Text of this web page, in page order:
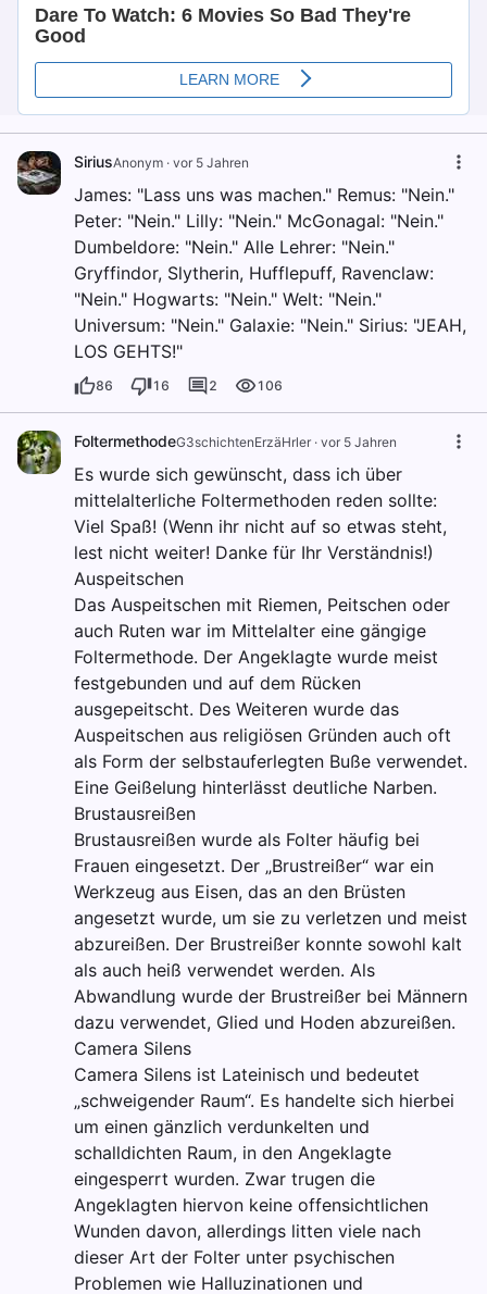
SiriusAnonym · vor 5 Jahren
James: "Lass uns was machen." Remus: "Nein."
Peter: "Nein." Lilly: "Nein." McGonagal: "Nein."
Dumbeldore: "Nein." Alle Lehrer: "Nein."
Gryffindor, Slytherin, Hufflepuff, Ravenclaw:
"Nein." Hogwarts: "Nein." Welt: "Nein."
Universum: "Nein." Galaxie: "Nein." Sirius: "JEAH,
LOS GEHTS!"
86 16 2 106
FoltermethodeG3schichtenErzäHrler · vor 5 Jahren
Es wurde sich gewünscht, dass ich über
mittelalterliche Foltermethoden reden sollte:
Viel Spaß! (Wenn ihr nicht auf so etwas steht,
lest nicht weiter! Danke für Ihr Verständnis!)
Auspeitschen
Das Auspeitschen mit Riemen, Peitschen oder
auch Ruten war im Mittelalter eine gängige
Foltermethode. Der Angeklagte wurde meist
festgebunden und auf dem Rücken
ausgepeitscht. Des Weiteren wurde das
Auspeitschen aus religiösen Gründen auch oft
als Form der selbstauferlegten Buße verwendet.
Eine Geißelung hinterlässt deutliche Narben.
Brustausreißen
Brustausreißen wurde als Folter häufig bei
Frauen eingesetzt. Der „Brustreißer“ war ein
Werkzeug aus Eisen, das an den Brüsten
angesetzt wurde, um sie zu verletzen und meist
abzureißen. Der Brustreißer konnte sowohl kalt
als auch heiß verwendet werden. Als
Abwandlung wurde der Brustreißer bei Männern
dazu verwendet, Glied und Hoden abzureißen.
Camera Silens
Camera Silens ist Lateinisch und bedeutet
„schweigender Raum“. Es handelte sich hierbei
um einen gänzlich verdunkelten und
schalldichten Raum, in den Angeklagte
eingesperrt wurden. Zwar trugen die
Angeklagten hiervon keine offensichtlichen
Wunden davon, allerdings litten viele nach
dieser Art der Folter unter psychischen
Problemen wie Halluzinationen und